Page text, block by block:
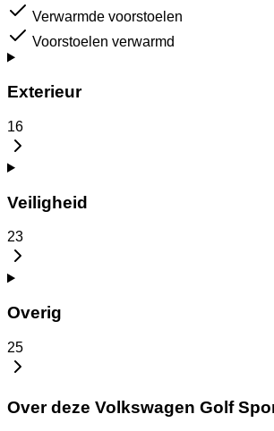
Verwarmde voorstoelen
Voorstoelen verwarmd
Exterieur
16
Veiligheid
23
Overig
25
Over deze Volkswagen Golf